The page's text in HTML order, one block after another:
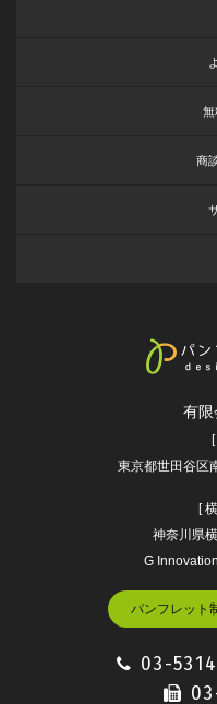
無
商
有限
東京都世田谷区
[
神奈川県
G
パンフレット
03-